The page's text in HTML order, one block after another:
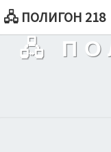
🖧 ПОЛИГОН 218
🖧